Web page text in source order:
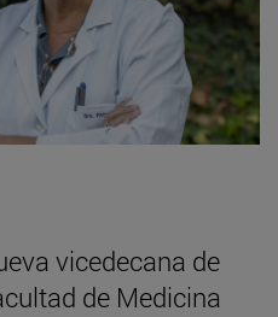
vicedecana de
de Medicina